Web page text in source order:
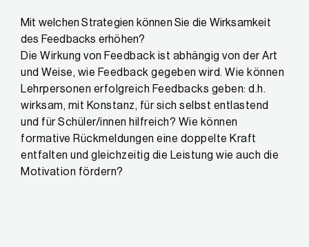
Mit welchen Strategien können Sie die Wirksamkeit
des Feedbacks erhöhen?
Die Wirkung von Feedback ist abhängig von der Art
und Weise, wie Feedback gegeben wird. Wie können
Lehrpersonen erfolgreich Feedbacks geben: d.h.
wirksam, mit Konstanz, für sich selbst entlastend
und für Schüler/innen hilfreich? Wie können
formative Rückmeldungen eine doppelte Kraft
entfalten und gleichzeitig die Leistung wie auch die
Motivation fördern?